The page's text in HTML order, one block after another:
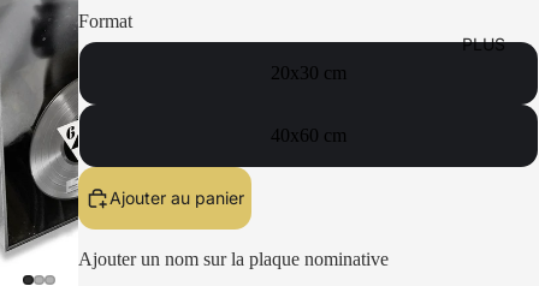
PLUS
Format
20x30 cm
40x60 cm
Ajouter au panier
Ajouter un nom sur la plaque nominative